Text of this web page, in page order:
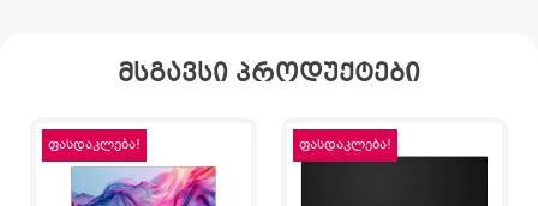
მსგავსი პროდუქტები
ფასდაკლება! ფასდაკლება!